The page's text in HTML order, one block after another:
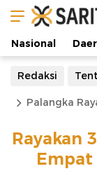
Nasional
Redaksi
Palangka
Rayakan
Empat